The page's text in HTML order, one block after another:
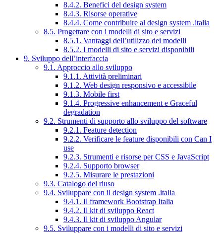
8.4.2. Benefici del design system
8.4.3. Risorse operative
8.4.4. Come contribuire al design system .italia
8.5. Progettare con i modelli di sito e servizi
8.5.1. Vantaggi dell’utilizzo dei modelli
8.5.2. I modelli di sito e servizi disponibili
9. Sviluppo dell’interfaccia
9.1. Approccio allo sviluppo
9.1.1. Attività preliminari
9.1.2. Web design responsivo e accessibile
9.1.3. Mobile first
9.1.4. Progressive enhancement e Graceful
degradation
9.2. Strumenti di supporto allo sviluppo del software
9.2.1. Feature detection
9.2.2. Verificare le feature disponibili con Can I
use
9.2.3. Strumenti e risorse per CSS e JavaScript
9.2.4. Supporto browser
9.2.5. Misurare le prestazioni
9.3. Catalogo del riuso
9.4. Sviluppare con il design system .italia
9.4.1. Il framework Bootstrap Italia
9.4.2. Il kit di sviluppo React
9.4.3. Il kit di sviluppo Angular
9.5. Sviluppare con i modelli di sito e servizi